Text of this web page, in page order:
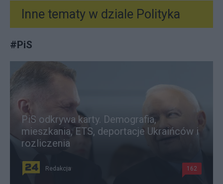
Inne tematy w dziale Polityka
#PiS
PiS odkrywa karty. Demografia,
mieszkania, ETS, deportacje Ukraińców i
rozliczenia
Redakcja 162